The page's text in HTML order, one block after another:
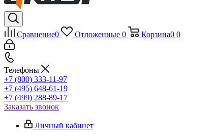
Сравнение0 Отложенные 0 Корзина0 0
Телефоны
+7 (800) 333-11-97
+7 (495) 648-61-19
+7 (499) 288-89-17
Заказать звонок
Личный кабинет